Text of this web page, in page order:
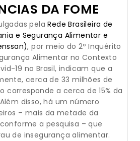
DA FOME
pelaRede Brasileira de
e Segurança Alimentar e
, por meio do 2º Inquérito
Alimentar no Contexto
19 no Brasil, indicam que a
cerca de 33 milhões de
corresponde a cerca de 15% da
disso, há um número
– mais da metade da
a pesquisa – que
de insegurança alimentar.